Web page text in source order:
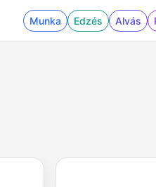
Munka Edzés Alvás